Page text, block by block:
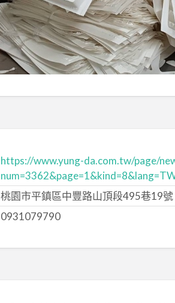
https://www.yung-da.com.tw/page/
桃園市平鎮區中豐路山頂段495巷19號
0931079790